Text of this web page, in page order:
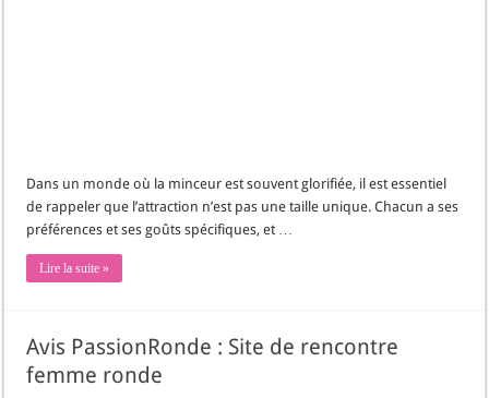
Dans un monde où la minceur est souvent glorifiée, il est essentiel
de rappeler que l’attraction n’est pas une taille unique. Chacun a ses
préférences et ses goûts spécifiques, et …
Lire la suite »
Avis PassionRonde : Site de rencontre
femme ronde